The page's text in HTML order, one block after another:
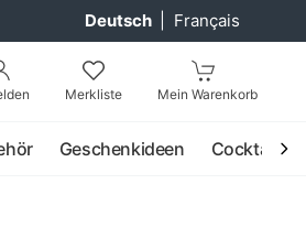
Deutsch Français
Merkliste Mein Warenkorb
Geschenkideen Cocktail